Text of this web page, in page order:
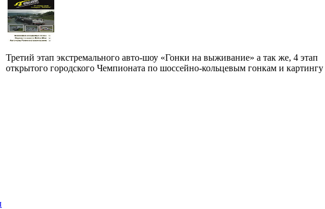
Третий этап экстремального авто-шоу «Гонки на выживание» а так же, 4 этап
открытого городского Чемпионата по шоссейно-кольцевым гонкам и картингу